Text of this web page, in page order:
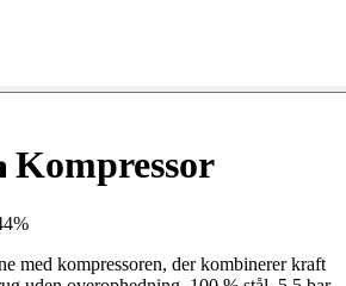
Kompressor
med kompressoren, der kombinerer kraft